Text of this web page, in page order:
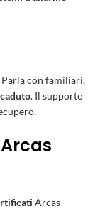
con familiari,
. Il supporto
Arcas